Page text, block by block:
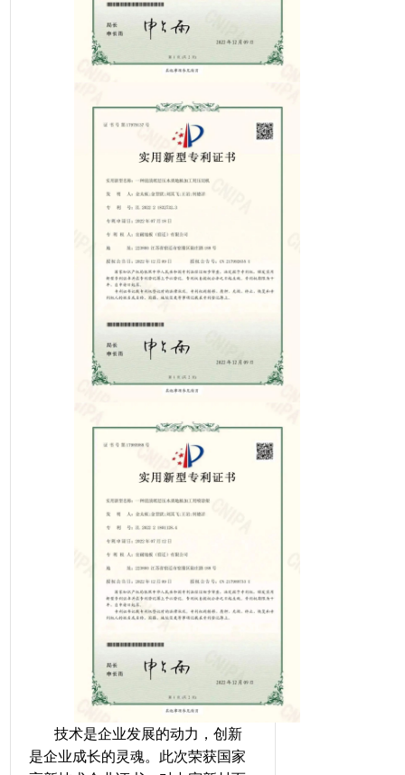
技术是企业发展的动力，创新
是企业成长的灵魂。此次荣获国家